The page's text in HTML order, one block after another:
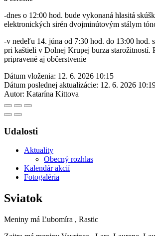
-dnes o 12:00 hod. bude vykonaná hlasitá
elektronických sirén dvojminútovým stálym
-v nedeľu 14. júna od 7:30 hod. do 13:00 hod.
pri kaštieli v Dolnej Krupej burza starožitností.
pripravené aj občerstvenie
Dátum vloženia: 12. 6. 2026 10:15
Dátum poslednej aktualizácie: 12. 6. 2026
Autor: Katarína Kittova
Udalosti
Aktuality
Obecný rozhlas
Kalendár akcií
Fotogaléria
Sviatok
Meniny má Ľubomíra , Rastic